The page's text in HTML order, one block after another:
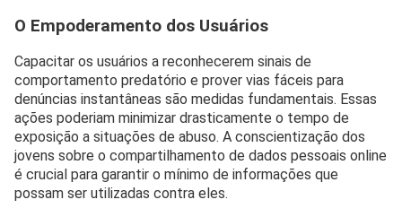
O Empoderamento dos Usuários
Capacitar os usuários a reconhecerem sinais de
comportamento predatório e prover vias fáceis para
denúncias instantâneas são medidas fundamentais. Essas
ações poderiam minimizar drasticamente o tempo de
exposição a situações de abuso. A conscientização dos
jovens sobre o compartilhamento de dados pessoais online
é crucial para garantir o mínimo de informações que
possam ser utilizadas contra eles.